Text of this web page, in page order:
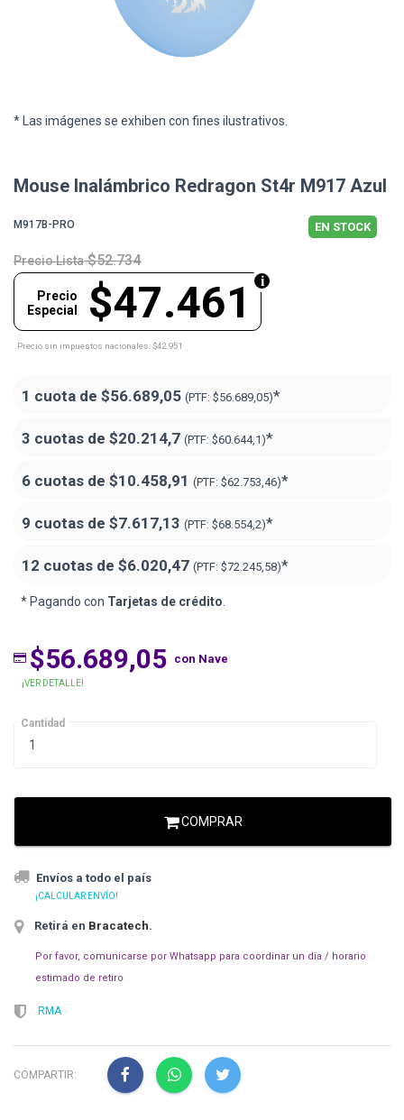
* Las imágenes se exhiben con fines ilustrativos.
Mouse Inalámbrico Redragon St4r M917 Azul
M917B-PRO EN STOCK
Precio Lista $52.734
$47.461
Precio
Especial
Precio sin impuestos nacionales: $42.951
1 cuota de $56.689,05 (PTF: $56.689,05)*
3 cuotas de $20.214,7 (PTF: $60.644,1)*
6 cuotas de $10.458,91 (PTF: $62.753,46)*
9 cuotas de $7.617,13 (PTF: $68.554,2)*
12 cuotas de $6.020,47 (PTF: $72.245,58)*
* Pagando con Tarjetas de crédito.
$56.689,05 con Nave
¡VER DETALLE!
Cantidad
COMPRAR
Envíos a todo el país
¡CALCULAR ENVÍO!
Retirá en Bracatech.
Por favor, comunicarse por Whatsapp para coordinar un día / horario
estimado de retiro
RMA
COMPARTIR: